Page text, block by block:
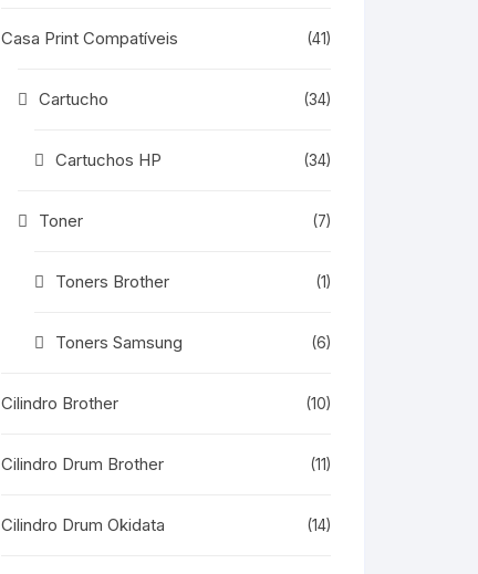
Casa Print Compatíveis (41)
Cartucho (34)
Cartuchos HP (34)
Toner (7)
Toners Brother (1)
Toners Samsung (6)
Cilindro Brother (10)
Cilindro Drum Brother (11)
Cilindro Drum Okidata (14)